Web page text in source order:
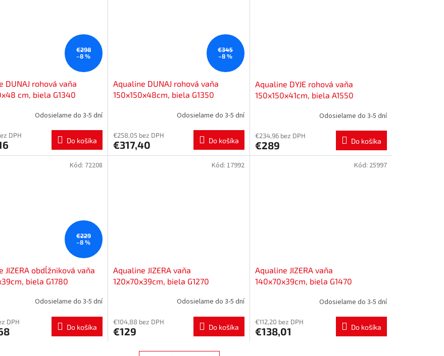
€298
–8 %
DUNAJ rohová vaňa
cm, biela G1340
Odosielame do 3-5 dní
DPH
Do košíka
€345
–8 %
Aqualine DUNAJ rohová vaňa
150x150x48cm, biela G1350
Odosielame do 3-5 dní
€258,05 bez DPH
€317,40 Do košíka
Aqualine DYJE rohová vaňa
150x150x41cm, biela A1550
Odosielame do 3-5 dní
€234,96 bez DPH
€289 Do košíka
€229
–8 %
JIZERA obdĺžniková vaňa
biela G1780
Odosielame do 3-5 dní
DPH
Do košíka
Kód: 72208
Aqualine JIZERA vaňa
120x70x39cm, biela G1270
Odosielame do 3-5 dní
€104,88 bez DPH
€129 Do košíka
Kód: 17992
Aqualine JIZERA vaňa
140x70x39cm, biela G1470
Odosielame do 3-5 dní
€112,20 bez DPH
€138,01 Do košíka
Kód: 25997